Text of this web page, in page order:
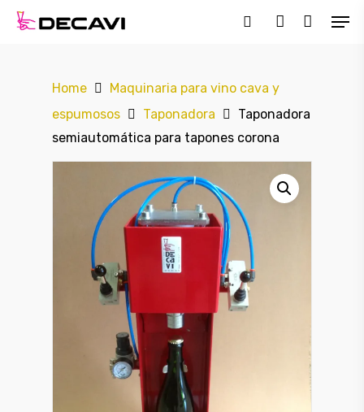
Hit enter to search or ESC to close
Home
Maquinaria para vino cava y
espumosos
Taponadora
Taponadora
semiautomática para tapones corona